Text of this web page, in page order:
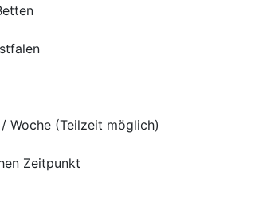
Woche (Teilzeit möglich)
Zeitpunkt